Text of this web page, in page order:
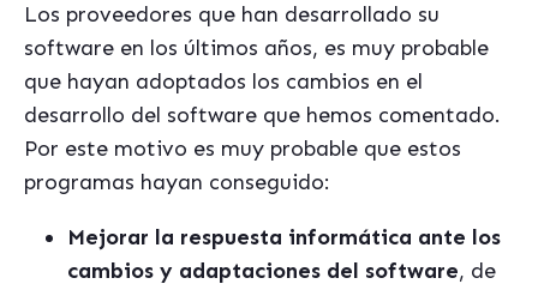
Los proveedores que han desarrollado su
software en los últimos años, es muy probable
que hayan adoptados los cambios en el
desarrollo del software que hemos comentado.
Por este motivo es muy probable que estos
programas hayan conseguido:
Mejorar la respuesta informática ante los
cambios y adaptaciones del software, de